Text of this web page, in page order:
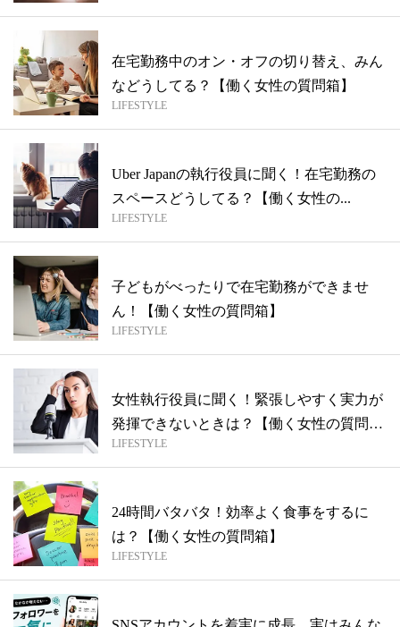
在宅勤務中のオン・オフの切り替え、みん
などうしてる？【働く女性の質問箱】
LIFESTYLE
Uber Japanの執行役員に聞く！在宅勤務の
スペースどうしてる？【働く女性の...
LIFESTYLE
子どもがべったりで在宅勤務ができませ
ん！【働く女性の質問箱】
LIFESTYLE
女性執行役員に聞く！緊張しやすく実力が
発揮できないときは？【働く女性の質問
箱】
LIFESTYLE
24時間バタバタ！効率よく食事をするに
は？【働く女性の質問箱】
LIFESTYLE